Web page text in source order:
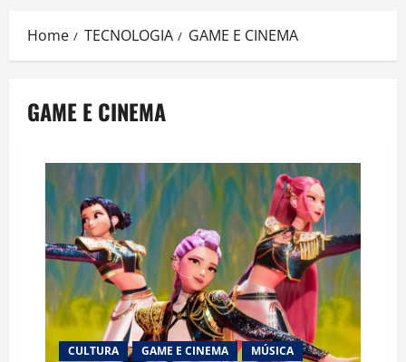
Home TECNOLOGIA GAME E CINEMA
GAME E CINEMA
CULTURA GAME E CINEMA
MÚSICA